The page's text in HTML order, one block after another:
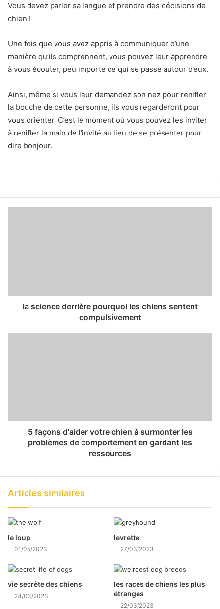
Vous devez parler sa langue et prendre des décisions de
chien !
Une fois que vous avez appris à communiquer d’une
manière qu’ils comprennent, vous pouvez leur apprendre
à vous écouter, peu importe ce qui se passe autour d’eux.
Ainsi, même si vous leur demandez son nez pour renifler
la bouche de cette personne, ils vous regarderont pour
vous orienter. C’est le moment où vous pouvez les inviter
à renifler la main de l’invité au lieu de se présenter pour
dire bonjour.
la science derrière pourquoi les chiens sentent
compulsivement
5 façons d'aider votre chien à surmonter les
problèmes de comportement en gardant les
ressources
Articles similaires
le loup
01/05/2023
levrette
27/03/2023
vie secrète des chiens
24/03/2023
les races de chiens les plus
étranges
22/03/2023